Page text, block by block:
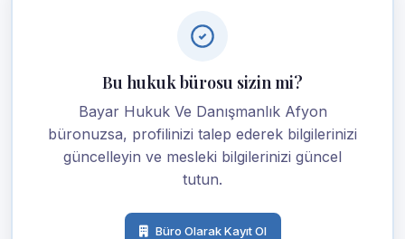
Bu hukuk bürosu sizin mi?
Bayar Hukuk Ve Danışmanlık Afyon
büronuzsa, profilinizi talep ederek bilgilerinizi
güncelleyin ve mesleki bilgilerinizi güncel
tutun.
Büro Olarak Kayıt Ol